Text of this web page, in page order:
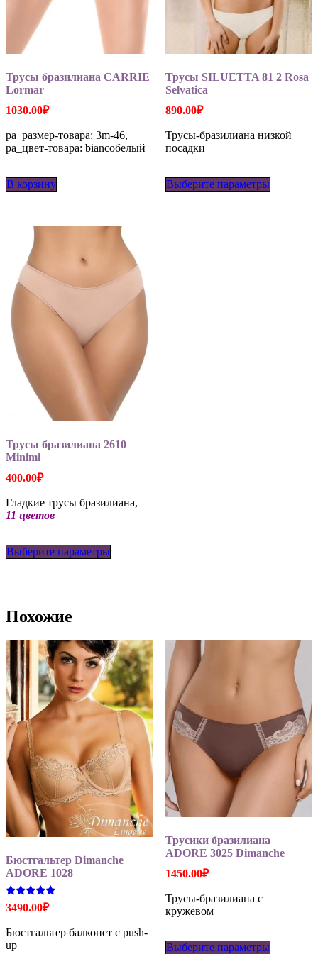
Трусы бразилиана CARRIE
Lormar
1030.00₽
pa_размер-товара: 3m-46,
pa_цвет-товара: biancoбелый
В корзину
Трусы SILUETTA 81 2 Rosa
Selvatica
890.00₽
Трусы-бразилиана низкой
посадки
Выберите параметры
Трусы бразилиана 2610
Minimi
400.00₽
Гладкие трусы бразилиана,
11 цветов
Выберите параметры
на
странице
товара.
Похожие
Бюстгальтер Dimanche
ADORE 1028
Оценка
5.00
3490.00₽
Бюстгальтер балконет с push-
up
Трусики бразилиана
ADORE 3025 Dimanche
1450.00₽
Трусы-бразилиана с
кружевом
Выберите параметры